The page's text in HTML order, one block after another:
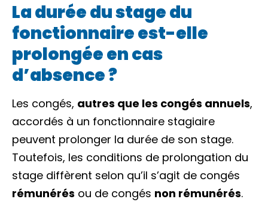
La durée du stage du
fonctionnaire est-elle
prolongée en cas
d’absence ?
Les congés, autres que les congés annuels,
accordés à un fonctionnaire stagiaire
peuvent prolonger la durée de son stage.
Toutefois, les conditions de prolongation du
stage diffèrent selon qu’il s’agit de congés
rémunérés ou de congés non rémunérés.